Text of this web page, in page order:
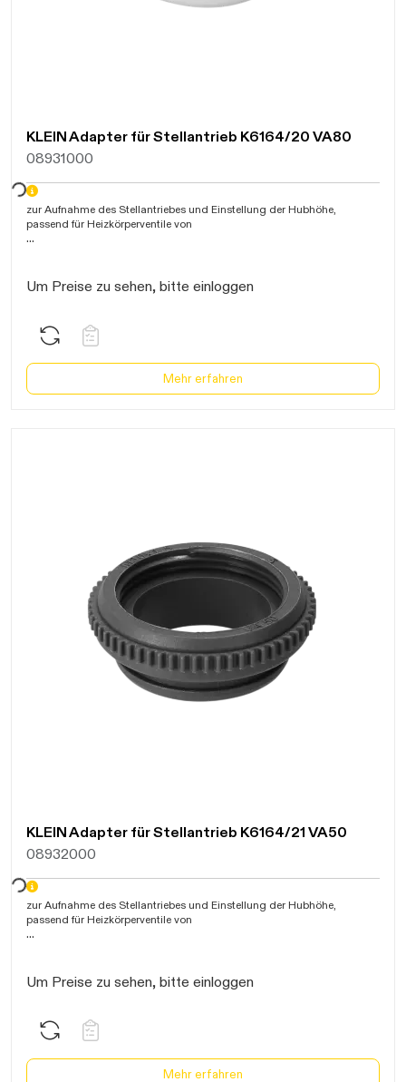
KLEIN Adapter für Stellantrieb K6164/20 VA80
08931000
zur Aufnahme des Stellantriebes und Einstellung der Hubhöhe,
passend für Heizkörperventile von
Um Preise zu sehen, bitte einloggen
Mehr erfahren
KLEIN Adapter für Stellantrieb K6164/21 VA50
08932000
zur Aufnahme des Stellantriebes und Einstellung der Hubhöhe,
passend für Heizkörperventile von
Um Preise zu sehen, bitte einloggen
Mehr erfahren